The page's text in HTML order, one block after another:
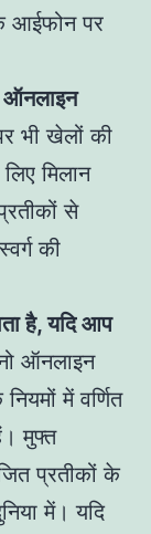
आईफोन पर
ऑनलाइन
भी खेलों की
मिलान
से
की
है, यदि आप
ऑनलाइन
में वर्णित
मुफ्त
प्रतीकों के
में। यदि